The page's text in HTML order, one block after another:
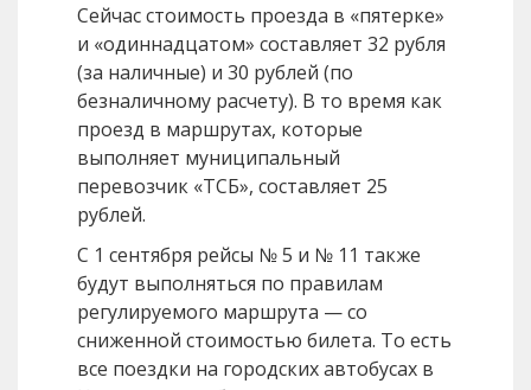
Сейчас стоимость проезда в «пятерке»
и «одиннадцатом» составляет 32 рубля
(за наличные) и 30 рублей (по
безналичному расчету). В то время как
проезд в маршрутах, которые
выполняет муниципальный
перевозчик «ТСБ», составляет 25
рублей.
С 1 сентября рейсы № 5 и № 11 также
будут выполняться по правилам
регулируемого маршрута — со
сниженной стоимостью билета. То есть
все поездки на городских автобусах в